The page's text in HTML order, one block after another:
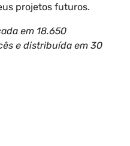
projetos futuros.
em 18.650
e distribuída em 30